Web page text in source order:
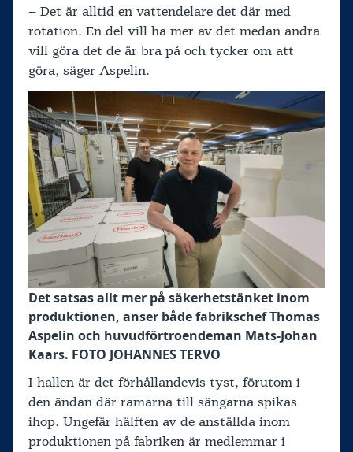
– Det är alltid en vattendelare det där med
rotation. En del vill ha mer av det medan andra
vill göra det de är bra på och tycker om att
göra, säger Aspelin.
Det satsas allt mer på säkerhetstänket inom
produktionen, anser både fabrikschef Thomas
Aspelin och huvudförtroendeman Mats-Johan
Kaars. FOTO JOHANNES TERVO
I hallen är det förhållandevis tyst, förutom i
den ändan där ramarna till sängarna spikas
ihop. Ungefär hälften av de anställda inom
produktionen på fabriken är medlemmar i